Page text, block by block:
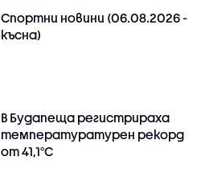
Спортни новини (06.08.2026 -
късна)
В Будапеща регистрираха
температуратурен рекорд
от 41,1°C